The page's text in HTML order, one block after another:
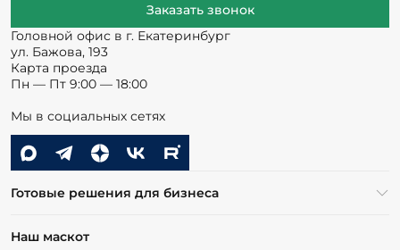
Заказать звонок
Головной офис в г. Екатеринбург
ул. Бажова, 193
Карта проезда
Пн — Пт 9:00 — 18:00
Мы в социальных сетях
Готовые решения для бизнеса
Наш маскот